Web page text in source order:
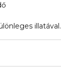
illatával.